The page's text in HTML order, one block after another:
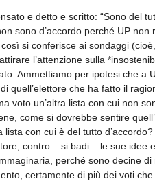
e detto e scritto: “Sono del
sono d’accordo perché UP non
si conferisce ai sondaggi
l’attenzione sulla
Ammettiamo per ipotesi che a
quell’elettore che ha fatto il
voto un’altra lista con cui non
come si dovrebbe sentire
con cui è del tutto
contro – si badi – le sue idee
perché sono decine
certamente di più dei voti